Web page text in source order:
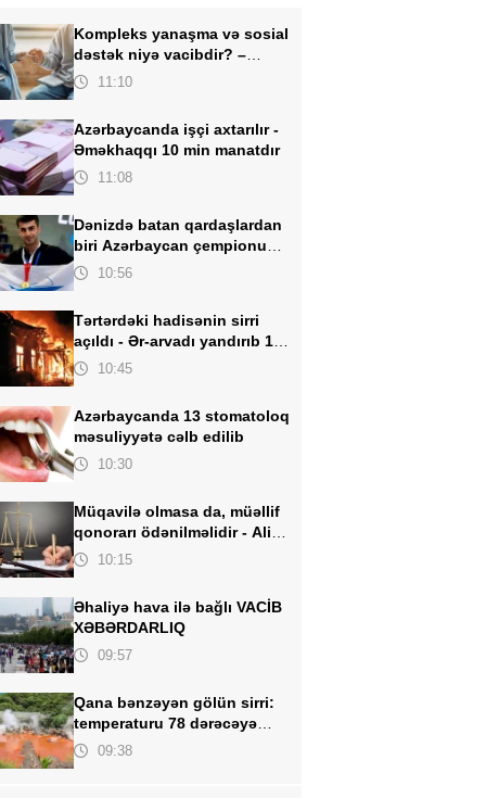
Kompleks yanaşma və sosial
dəstək niyə vacibdir? –
AÇIQLAMA
11:10
Azərbaycanda işçi axtarılır -
Əməkhaqqı 10 min manatdır
11:08
Dənizdə batan qardaşlardan
biri Azərbaycan çempionu
imiş10:56
Tərtərdəki hadisənin sirri
açıldı -Ər-arvadı yandırıb 15
min manatı oğurlayıbmış
10:45
Azərbaycanda 13 stomatoloq
məsuliyyətə cəlb edilib
10:30
Müqavilə olmasa da, müəllif
qonorarı ödənilməlidir - Ali
Məhkəmədən mühüm qərar
10:15
Əhaliyə hava ilə bağlı VACİB
XƏBƏRDARLIQ
09:57
Qana bənzəyən gölün sirri:
temperaturu 78 dərəcəyə
çatan isti bulaq
09:38